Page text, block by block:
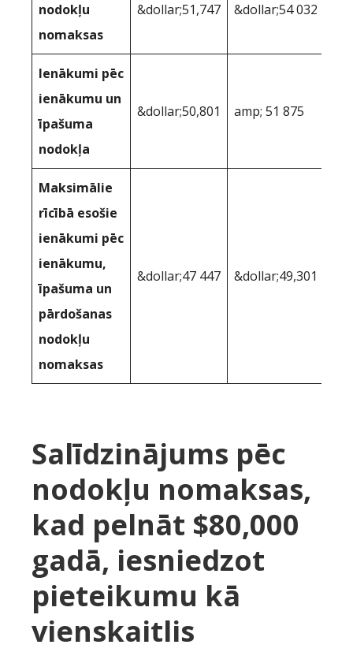
nodokļu
nomaksas
&dollar;51,747 &dollar;54 032
Ienākumi pēc
ienākumu un
īpašuma
nodokļa
&dollar;50,801 amp; 51 875
Maksimālie
rīcībā esošie
ienākumi pēc
ienākumu,
īpašuma un
pārdošanas
nodokļu
nomaksas
&dollar;47 447 &dollar;49,301
Salīdzinājums pēc
nodokļu nomaksas,
kad pelnāt $80,000
gadā, iesniedzot
pieteikumu kā
vienskaitlis